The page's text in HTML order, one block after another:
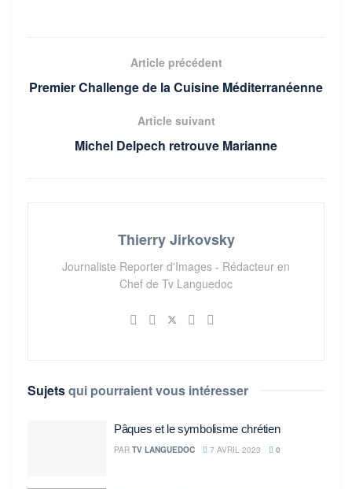
Article précédent
Premier Challenge de la Cuisine Méditerranéenne
Article suivant
Michel Delpech retrouve Marianne
Thierry Jirkovsky
Journaliste Reporter d'Images - Rédacteur en
Chef de Tv Languedoc
Sujetsqui pourraient vous intéresser
Pâques et le symbolisme chrétien
PAR TV LANGUEDOC 7 AVRIL 2023 0